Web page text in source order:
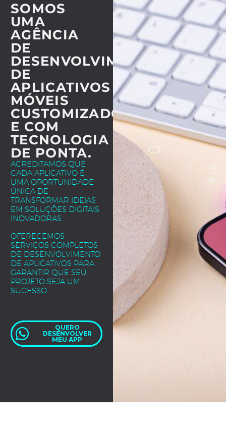
SOMOS
UMA
AGÊNCIA
DE
DESENVOLVIMENTO
DE
APLICATIVOS
MÓVEIS
CUSTOMIZADOS
E COM
TECNOLOGIA
DE PONTA.
ACREDITAMOS QUE
CADA APLICATIVO É
UMA OPORTUNIDADE
ÚNICA DE
TRANSFORMAR IDEIAS
EM SOLUÇÕES DIGITAIS
INOVADORAS.
OFERECEMOS
SERVIÇOS COMPLETOS
DE DESENVOLVIMENTO
DE APLICATIVOS PARA
GARANTIR QUE SEU
PROJETO SEJA UM
SUCESSO.
QUERO
DESENVOLVER
MEU APP